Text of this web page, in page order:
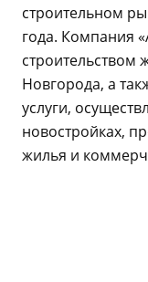
строительном
года. Компания
Новгорода, а
услуги,
новостройках,
жилья и